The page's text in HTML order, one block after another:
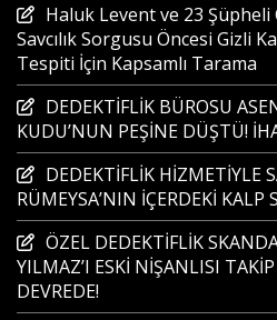
Haluk Levent ve 23 Şüpheli
Savcılık Sorgusu Öncesi Gizli
Tespiti İçin Kapsamlı Tarama
DEDEKTİFLİK BÜROSU
KUDU’NUN PEŞİNE DÜŞTÜ!
DEDEKTİFLİK HİZMETİYLE
RÜMEYSA’NIN İÇERDEKİ KALP
ÖZEL DEDEKTİFLİK
YILMAZ’I ESKİ NİŞANLISI
DEVREDE!